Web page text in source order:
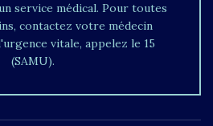
service médical. Pour toutes
contactez votre médecin
vitale, appelez le 15
(SAMU).